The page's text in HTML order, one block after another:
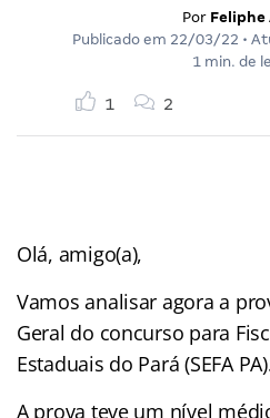
Por Feliphe
Publicado em 22/03/22 •
1 min. de
1 2
Olá, amigo(a),
Vamos analisar agora a
Geral do concurso para
Estaduais do Pará (SEFA
A prova teve um nível